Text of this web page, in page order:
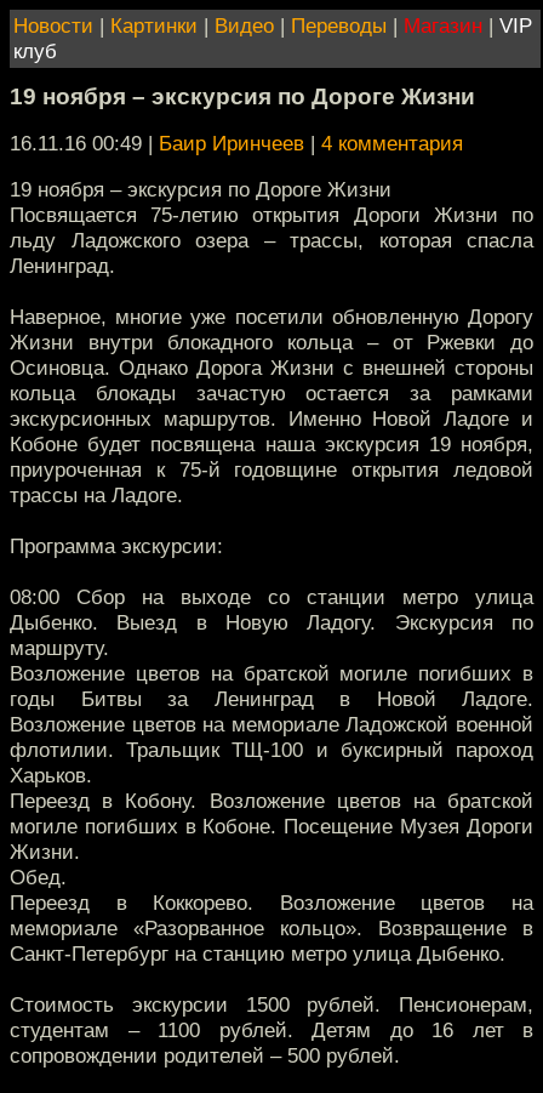
Новости | Картинки | Видео | Переводы | Магазин | VIP
клуб
19 ноября – экскурсия по Дороге Жизни
16.11.16 00:49 | Баир Иринчеев | 4 комментария
19 ноября – экскурсия по Дороге Жизни
Посвящается 75-летию открытия Дороги Жизни по
льду Ладожского озера – трассы, которая спасла
Ленинград.
Наверное, многие уже посетили обновленную Дорогу
Жизни внутри блокадного кольца – от Ржевки до
Осиновца. Однако Дорога Жизни с внешней стороны
кольца блокады зачастую остается за рамками
экскурсионных маршрутов. Именно Новой Ладоге и
Кобоне будет посвящена наша экскурсия 19 ноября,
приуроченная к 75-й годовщине открытия ледовой
трассы на Ладоге.
Программа экскурсии:
08:00 Сбор на выходе со станции метро улица
Дыбенко. Выезд в Новую Ладогу. Экскурсия по
маршруту.
Возложение цветов на братской могиле погибших в
годы Битвы за Ленинград в Новой Ладоге.
Возложение цветов на мемориале Ладожской военной
флотилии. Тральщик ТЩ-100 и буксирный пароход
Харьков.
Переезд в Кобону. Возложение цветов на братской
могиле погибших в Кобоне. Посещение Музея Дороги
Жизни.
Обед.
Переезд в Коккорево. Возложение цветов на
мемориале «Разорванное кольцо». Возвращение в
Санкт-Петербург на станцию метро улица Дыбенко.
Стоимость экскурсии 1500 рублей. Пенсионерам,
студентам – 1100 рублей. Детям до 16 лет в
сопровождении родителей – 500 рублей.